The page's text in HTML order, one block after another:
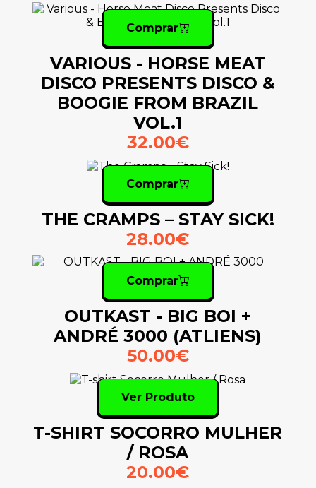
Comprar
VARIOUS - HORSE MEAT
DISCO PRESENTS DISCO &
BOOGIE FROM BRAZIL
VOL.1
32.00€
Comprar
THE CRAMPS – STAY SICK!
28.00€
Comprar
OUTKAST - BIG BOI +
ANDRÉ 3000 (ATLIENS)
50.00€
Ver Produto
T-SHIRT SOCORRO MULHER
/ ROSA
20.00€